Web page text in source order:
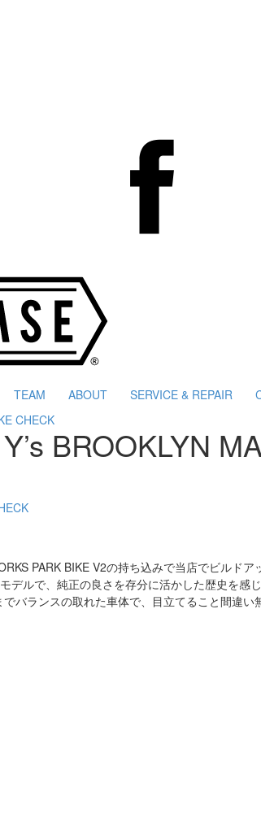
TEAM ABOUT SERVICE & REPAIR
CHECK
BROOKLYN
PARK BIKE V2の持ち込みで当店でビルドア
デルで、純正の良さを存分に活かした歴史を感じ
バランスの取れた車体で、目立てること間違い